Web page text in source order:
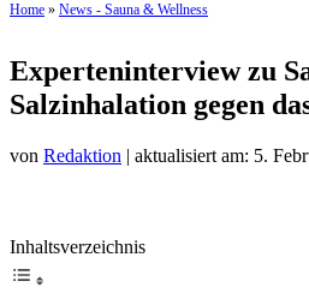
Home » News - Sauna & Wellness
Experteninterview zu
Salzinhalation gegen
von Redaktion | aktualisiert am: 5.
Inhaltsverzeichnis